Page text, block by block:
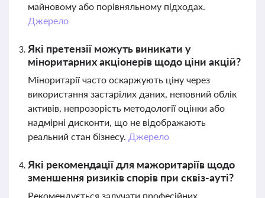
майновому або порівняльному підходах.
Джерело
Які претензії можуть виникати у
міноритарних акціонерів щодо ціни акцій?
Міноритарії часто оскаржують ціну через
використання застарілих даних, неповний облік
активів, непрозорість методології оцінки або
надмірні дисконти, що не відображають
реальний стан бізнесу. Джерело
Які рекомендації для мажоритаріїв щодо
зменшення ризиків спорів при сквіз-ауті?
Рекомендується залучати професійних